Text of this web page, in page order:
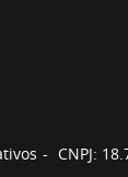
CNPJ: